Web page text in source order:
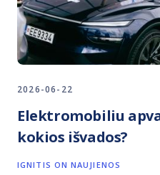
2026-06-22
Elektromobiliu
kokios išvados?
IGNITIS ON NAUJIENOS